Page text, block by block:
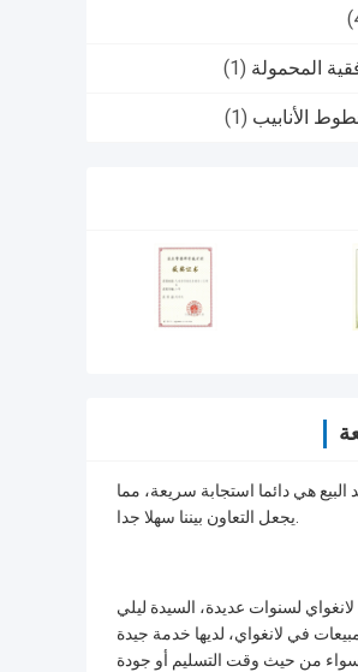
المحمولة (1)
الأنابيب (1)
البيع هي دائما استجابة سريعة، مما
يجعل التعاون بيننا سهلا جدا.
لانغواي لسنوات عديدة، السيدة ليلي
في لانغواي، لديها خدمة جيدة
من حيث وقت التسليم أو جودة